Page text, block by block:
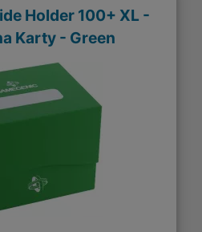
Holder 100+ XL -
Karty - Green